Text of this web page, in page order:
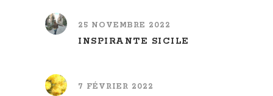
25 NOVEMBRE 2022
INSPIRANTE SICILE
7 FÉVRIER 2022